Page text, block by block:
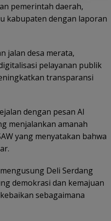
pemerintah daerah,
kabupaten dengan laporan
jalan desa merata,
pelayanan publik
transparansi
dengan pesan Al
menjalankan amanah
yang menyatakan bahwa
Deli Serdang
demokrasi dan kemajuan
sebagaimana